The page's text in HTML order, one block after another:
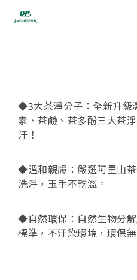
◆3大茶淨分子：全新升級
素、茶鹼、茶多酚三大茶
汙！
◆溫和親膚：嚴選阿里山
洗淨，玉手不乾澀。
◆自然環保：自然生物分
標準，不汙染環境，環保無